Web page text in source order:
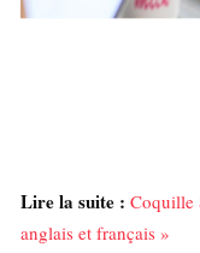
Lire la suite : Coquille
anglais et français »